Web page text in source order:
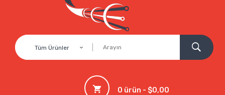
Tüm Ürünler
0 ürün - $0,00